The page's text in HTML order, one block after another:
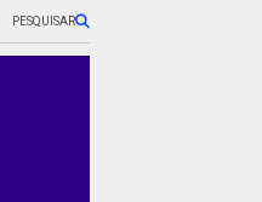
PESQUISAR